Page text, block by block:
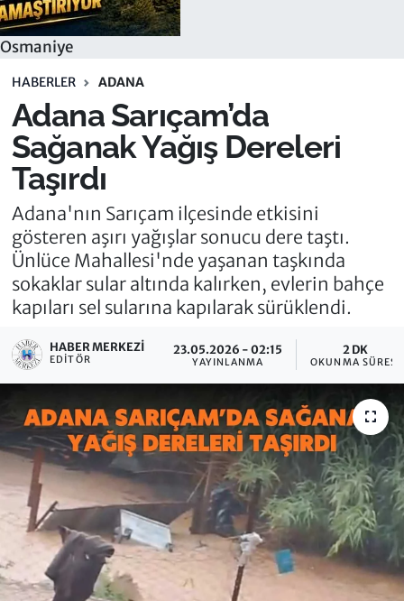
Osmaniye
HABERLER ADANA
Adana Sarıçam’da
Sağanak Yağış Dereleri
Taşırdı
Adana'nın Sarıçam ilçesinde etkisini
gösteren aşırı yağışlar sonucu dere taştı.
Ünlüce Mahallesi'nde yaşanan taşkında
sokaklar sular altında kalırken, evlerin bahçe
kapıları sel sularına kapılarak sürüklendi.
HABER MERKEZI
EDITÖR
23.05.2026 - 02:15
YAYINLANMA
2 DK
OKUNMA SÜRESI
Son Dakika Haberleri